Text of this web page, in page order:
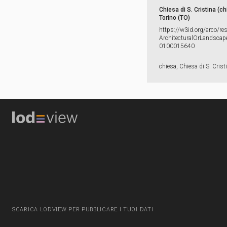
Chiesa di S. Cristina
Torino (TO)
https:​/​/​w3id.​org/​arco/​
0100015640
chiesa, Chiesa di S.
SCARICA LODVIEW PER PUBBLICARE I TUOI DATI